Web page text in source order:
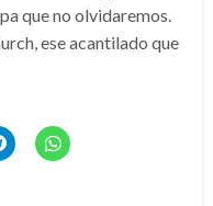
que no olvidaremos.
ese acantilado que